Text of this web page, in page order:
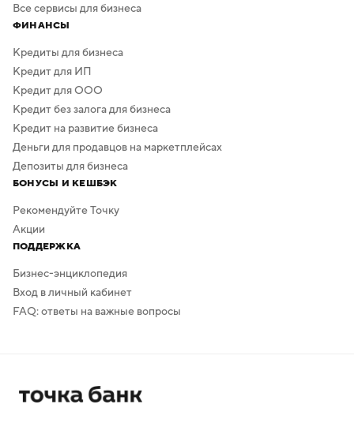
Все сервисы для бизнеса
ФИНАНСЫ
Кредиты для бизнеса
Кредит для ИП
Кредит для ООО
Кредит без залога для бизнеса
Кредит на развитие бизнеса
Деньги для продавцов на маркетплейсах
Депозиты для бизнеса
БОНУСЫ И КЕШБЭК
Рекомендуйте Точку
Акции
ПОДДЕРЖКА
Бизнес-энциклопедия
Вход в личный кабинет
FAQ: ответы на важные вопросы